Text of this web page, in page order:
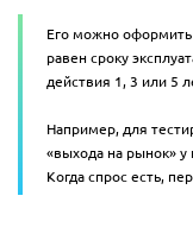
Его можно оформить
равен сроку
действия 1, 3 или 5
Например, для
«выхода на рынок» у
Когда спрос есть,